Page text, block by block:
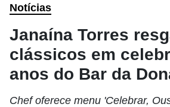
Notícias
Janaína Torres
clássicos em
anos do Bar da
Chef oferece menu 'Celebrar,